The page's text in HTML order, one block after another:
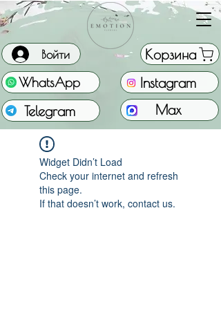
WhatsApp
Корзина
Войти
Telegram Max
Instagram
Widget Didn’t Load
Check your internet and refresh
this page.
If that doesn’t work, contact us.